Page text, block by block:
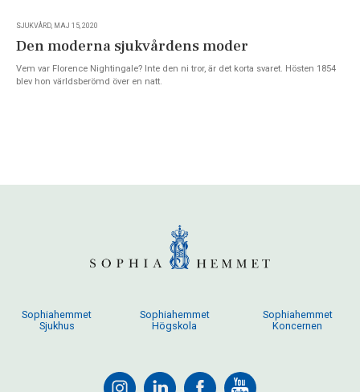
SJUKVÅRD, MAJ 15, 2020
Den moderna sjukvårdens moder
Vem var Florence Nightingale? Inte den ni tror, är det korta svaret. Hösten 1854
blev hon världsberömd över en natt.
Sophiahemmet
Sjukhus
Sophiahemmet
Högskola
Sophiahemmet
Koncernen